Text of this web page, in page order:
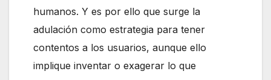
humanos. Y es por ello que surge la
adulación como estrategia para tener
contentos a los usuarios, aunque ello
implique inventar o exagerar lo que